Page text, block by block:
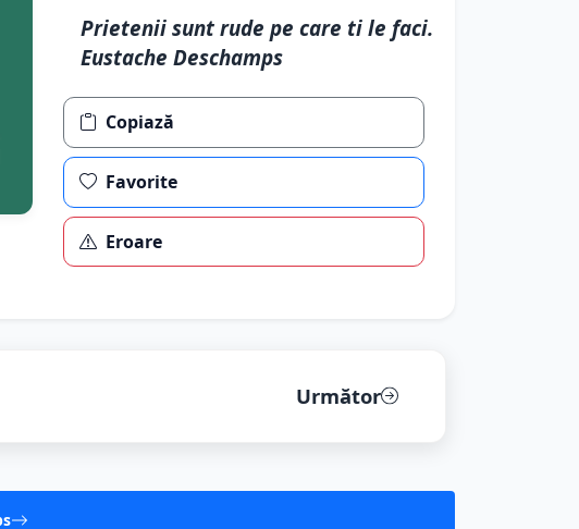
Prietenii sunt rude pe care ti le faci.
Eustache Deschamps
Copiază
Favorite
Eroare
Următor